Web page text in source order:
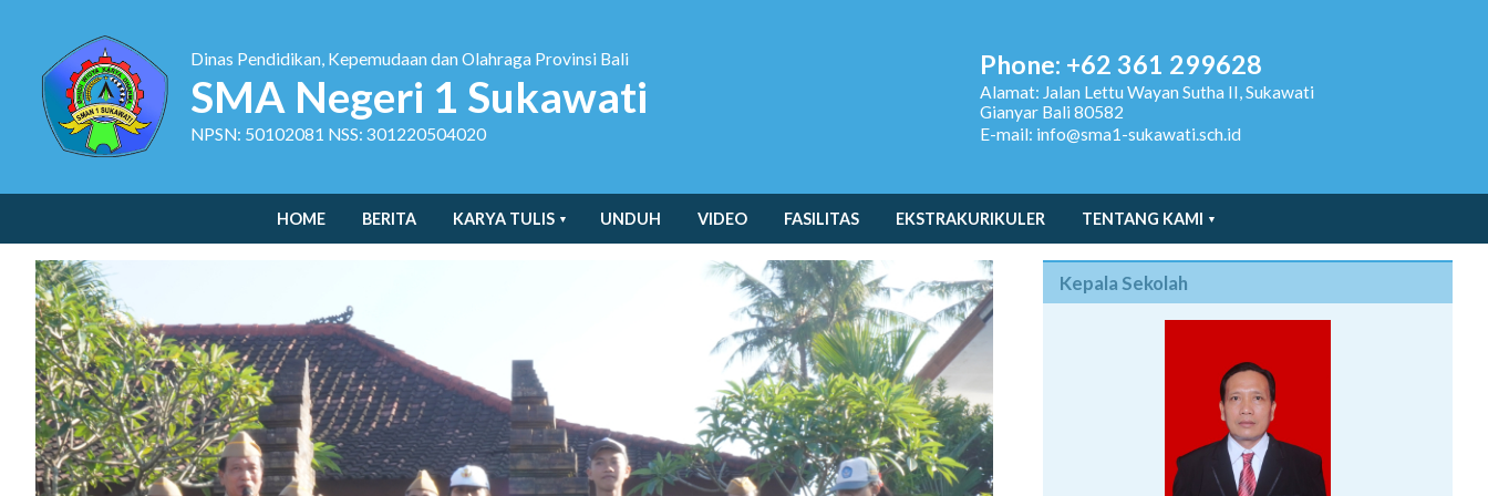
Dinas Pendidikan, Kepemudaan dan Olahraga Provinsi Bali
SMA Negeri 1 Sukawati
NPSN: 50102081 NSS: 301220504020
Phone: +62 361 299628
Alamat: Jalan Lettu Wayan Sutha II, Sukawati
Gianyar Bali 80582
E-mail: info@sma1-sukawati.sch.id
HOME BERITA KARYA TULIS UNDUH VIDEO FASILITAS EKSTRAKURIKULER TENTANG KAMI
Kepala Sekolah